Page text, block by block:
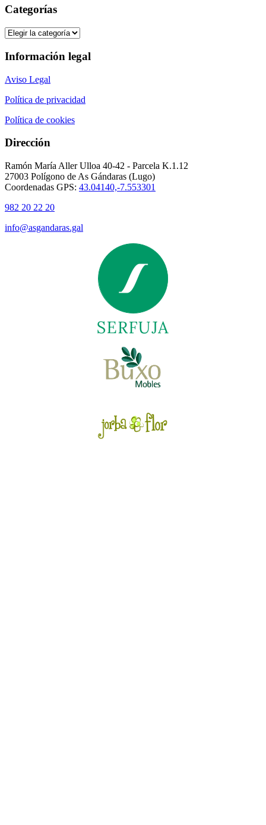
Categorías
Categorías
Información legal
Aviso Legal
Política de privacidad
Política de cookies
Dirección
Ramón María Aller Ulloa 40-42 - Parcela K.1.12
27003 Polígono de As Gándaras (Lugo)
Coordenadas GPS: 43.04140,-7.553301
982 20 22 20
info@asgandaras.gal